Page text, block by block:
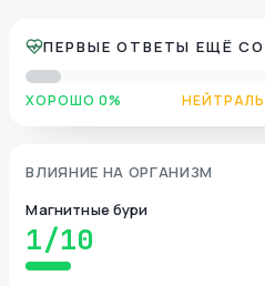
ПЕРВЫЕ ОТВЕТЫ ЕЩЁ
ХОРОШО 0%
ВЛИЯНИЕ НА ОРГАНИЗМ
Магнитные бури
1/10